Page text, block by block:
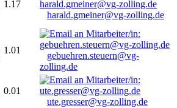
1.17
harald.gmeiner@vg-zolling.de
1.01
gebuehren.steuern@vg-
zolling.de
0.01
ute.gresser@vg-zolling.de